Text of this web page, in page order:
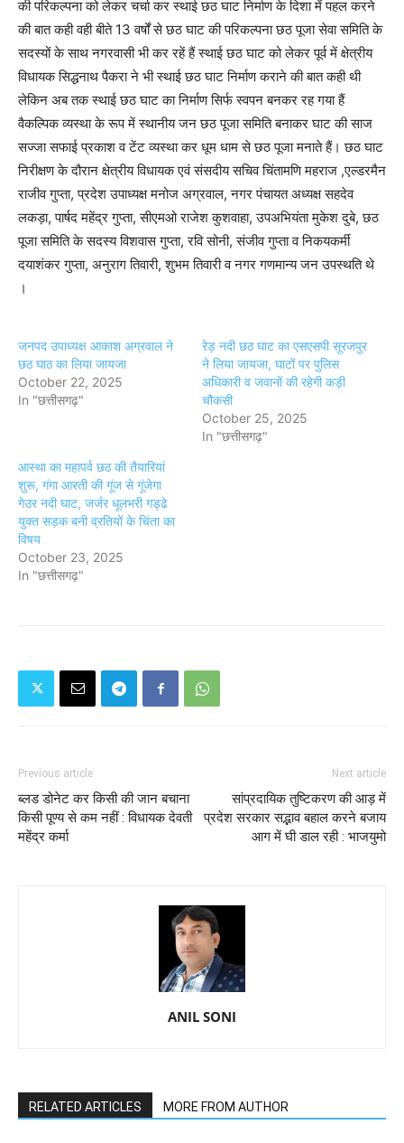
की परिकल्पना को लेकर चर्चा कर स्थाई छठ घाट निर्माण के दिशा में पहल करने
की बात कही वही बीते 13 वर्षों से छठ घाट की परिकल्पना छठ पूजा सेवा समिति के
सदस्यों के साथ नगरवासी भी कर रहें हैं स्थाई छठ घाट को लेकर पूर्व में क्षेत्रीय
विधायक सिद्धनाथ पैकरा ने भी स्थाई छठ घाट निर्माण कराने की बात कही थी
लेकिन अब तक स्थाई छठ घाट का निर्माण सिर्फ स्वपन बनकर रह गया हैं
वैकल्पिक व्यस्था के रूप में स्थानीय जन छठ पूजा समिति बनाकर घाट की साज
सज्जा सफाई प्रकाश व टेंट व्यस्था कर धूम धाम से छठ पूजा मनाते हैं। छठ घाट
निरीक्षण के दौरान क्षेत्रीय विधायक एवं संसदीय सचिव चिंतामणि महराज ,एल्डरमैन
राजीव गुप्ता, प्रदेश उपाध्यक्ष मनोज अग्रवाल, नगर पंचायत अध्यक्ष सहदेव
लकड़ा, पार्षद महेंद्र गुप्ता, सीएमओ राजेश कुशवाहा, उपअभियंता मुकेश दुबे, छठ
पूजा समिति के सदस्य विशवास गुप्ता, रवि सोनी, संजीव गुप्ता व निकयकर्मी
दयाशंकर गुप्ता, अनुराग तिवारी, शुभम तिवारी व नगर गणमान्य जन उपस्थति थे
।
जनपद उपाध्यक्ष आकाश अग्रवाल ने
छठ घाठ का लिया जायजा
October 22, 2025
In "छत्तीसगढ़"
रेड़ नदी छठ घाट का एसएसपी सूरजपुर
ने लिया जायजा, घाटों पर पुलिस
अधिकारी व जवानों की रहेगी कड़ी
चौकसी
October 25, 2025
In "छत्तीसगढ़"
आस्था का महापर्व छठ की तैयारियां
शुरू, गंगा आरती की गूंज से गूंजेगा
गेउर नदी घाट, जर्जर धूलभरी गड्ढे
युक्त सड़क बनी व्रतियों के चिंता का
विषय
October 23, 2025
In "छत्तीसगढ़"
Previous article
ब्लड डोनेट कर किसी की जान बचाना
किसी पूण्य से कम नहीं : विधायक देवती
महेंद्र कर्मा
Next article
सांप्रदायिक तुष्टिकरण की आड़ में
प्रदेश सरकार सद्भाव बहाल करने बजाय
आग में घी डाल रही : भाजयुमो
ANIL SONI
RELATED ARTICLES MORE FROM AUTHOR